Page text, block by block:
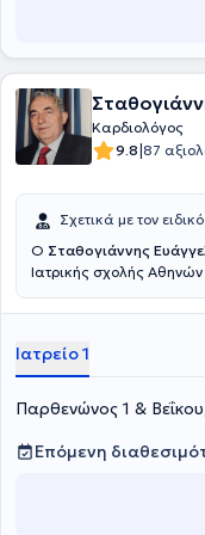
Καρδιολόγος
9.8|87
Σχετικά με τον ειδικό
Ο Σταθογιάννης
Ιατρικής σχολής Αθηνών
Πανεπιστημίου Αθηνών.
στην Καρδιολογία στο
ΗΠΑ. Διαθέτει πολυετή
εργαστεί στο
Διευθυντής της
συνέχεια, Διευθυντής
Δημοτικό Πολυϊατρείο
Ιατρείο 1
Παρθενώνος 1 &
Επόμενη